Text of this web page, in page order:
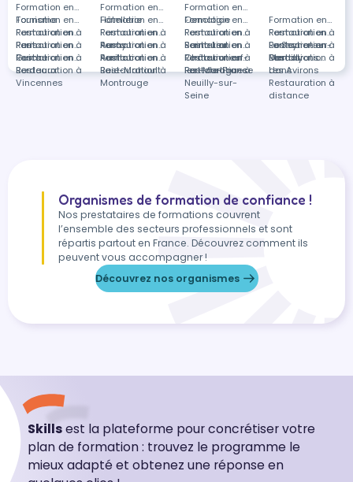
Formation en
Tourisme
Formation en
Hôtellerie
Formation en
Oenologie
Formation en
Restauration à
Paris
Formation en
Restauration à
Auray
Formation en
Restauration à
Saint-Leu
Formation en
Restauration à
La Seyne-sur-
Mer
Formation en
Restauration à
Guiche
Formation en
Restauration à
Aurillac
Formation en
Restauration à
Châteauneuf-
les-Martigues
Formation en
Restauration à
Dardilly
Formation en
Restauration à
Bordeaux
Formation en
Restauration à
Baie-Mahault
Formation en
Restauration à
Fort-de-France
Formation en
Restauration à
Les Avirons
Formation en
Restauration à
Vincennes
Formation en
Restauration à
Montrouge
Formation en
Restauration à
Neuilly-sur-
Seine
Formations
dans
Restauration à
distance
Organismes de formation de confiance !
Nos prestataires de formations couvrent
l’ensemble des secteurs professionnels et sont
répartis partout en France. Découvrez comment ils
peuvent vous accompagner !
Découvrez nos organismes
Skillsest la plateforme pour concrétiser votre
plan de formation : trouvez le programme le
mieux adapté et obtenez une réponse en